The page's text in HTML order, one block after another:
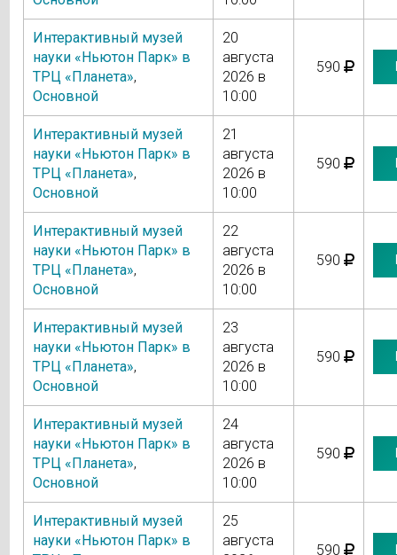
Интерактивный музей
науки «Ньютон Парк» в
ТРЦ «Планета»,
Основной
20
августа
2026 в
10:00
590
Интерактивный музей
науки «Ньютон Парк» в
ТРЦ «Планета»,
Основной
21
августа
2026 в
10:00
590
Интерактивный музей
науки «Ньютон Парк» в
ТРЦ «Планета»,
Основной
22
августа
2026 в
10:00
590
Интерактивный музей
науки «Ньютон Парк» в
ТРЦ «Планета»,
Основной
23
августа
2026 в
10:00
590
Интерактивный музей
науки «Ньютон Парк» в
ТРЦ «Планета»,
Основной
24
августа
2026 в
10:00
590
Интерактивный музей
науки «Ньютон Парк» в
25
августа
590